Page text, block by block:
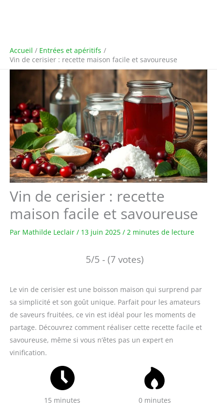
Accueil
Entrées et apéritifs
Vin de cerisier : recette maison facile et savoureuse
Vin de cerisier : recette
maison facile et savoureuse
Par Mathilde Leclair / 13 juin 2025 / 2 minutes de lecture
5/5 - (7 votes)
Le vin de cerisier est une boisson maison qui surprend par
sa simplicité et son goût unique. Parfait pour les amateurs
de saveurs fruitées, ce vin est idéal pour les moments de
partage. Découvrez comment réaliser cette recette facile et
savoureuse, même si vous n’êtes pas un expert en
vinification.
15 minutes 0 minutes